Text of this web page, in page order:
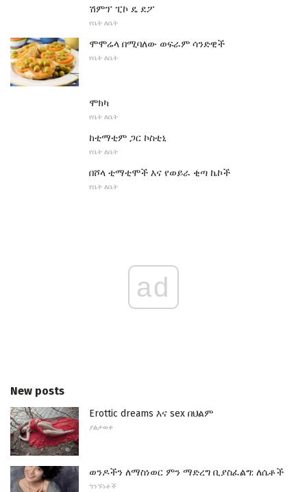
ሽምፕ ፒኮ ዴ ደፖ
የቤት ለቤት
ሞሞሬላ በሚባለው ወፍራም ሳንድዊች
የቤት ለቤት
ሞክካ
የቤት ለቤት
ከቲማቲም ጋር ኮስቲኒ
የቤት ለቤት
በሾላ ቲማቲሞች እና የወይራ ቂጣ ኬኮች
የቤት ለቤት
ad
New posts
Erottic dreams እና sex በህልም
ያልታወቀ
ወንዶችን ለማስነወር ምን ማድረግ ቢያስፈልግ: ለሴቶች
ግንኙነቶች